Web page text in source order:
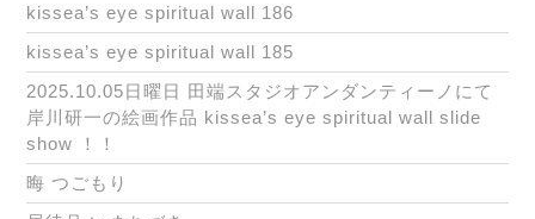
kissea’s eye spiritual wall 186
kissea’s eye spiritual wall 185
2025.10.05日曜日 田端スタジオアンダンティーノにて
岸川研一の絵画作品 kissea’s eye spiritual wall slide
show ！！
晦 つごもり